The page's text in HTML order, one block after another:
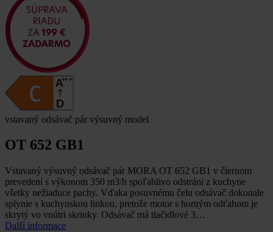
vstavaný odsávač pár výsuvný model
OT 652 GB1
Vstavaný výsuvný odsávač pár MORA OT 652 GB1 v čiernom
prevedení s výkonom 350 m3/h spoľahlivo odstráni z kuchyne
všetky nežiaduce pachy. Vďaka posuvnému čelu odsávač dokonale
splynie s kuchynskou linkou, pretože motor s horným odťahom je
skrytý vo vnútri skrinky. Odsávač má tlačidlové 3…
Další informace